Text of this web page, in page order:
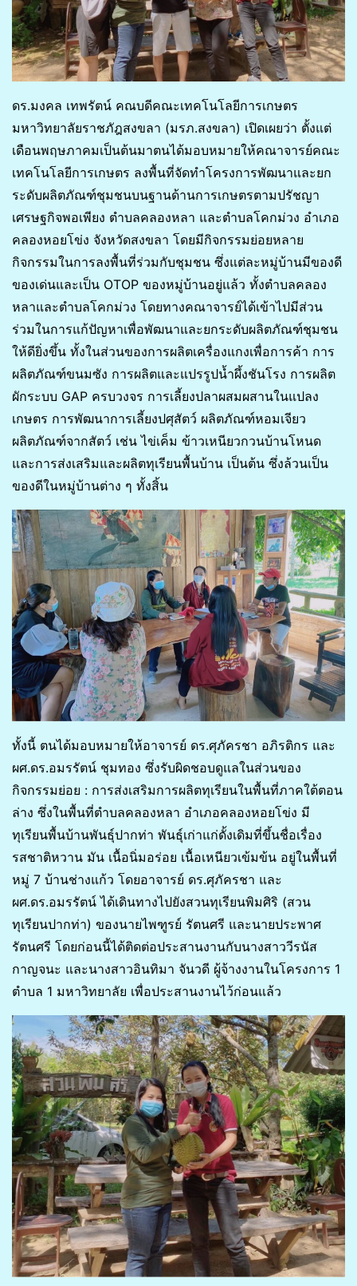
ดร.มงคล เทพรัตน์ คณบดีคณะเทคโนโลยีการเกษตร
มหาวิทยาลัยราชภัฎสงขลา (มรภ.สงขลา) เปิดเผยว่า ตั้งแต่
เดือนพฤษภาคมเป็นต้นมาตนได้มอบหมายให้คณาจารย์คณะ
เทคโนโลยีการเกษตร ลงพื้นที่จัดทำโครงการพัฒนาและยก
ระดับผลิตภัณฑ์ชุมชนบนฐานด้านการเกษตรตามปรัชญา
เศรษฐกิจพอเพียง ตำบลคลองหลา และตำบลโคกม่วง อำเภอ
คลองหอยโข่ง จังหวัดสงขลา โดยมีกิจกรรมย่อยหลาย
กิจกรรมในการลงพื้นที่ร่วมกับชุมชน ซึ่งแต่ละหมู่บ้านมีของดี
ของเด่นและเป็น OTOP ของหมู่บ้านอยู่แล้ว ทั้งตำบลคลอง
หลาและตำบลโคกม่วง โดยทางคณาจารย์ได้เข้าไปมีส่วน
ร่วมในการแก้ปัญหาเพื่อพัฒนาและยกระดับผลิตภัณฑ์ชุมชน
ให้ดียิ่งขึ้น ทั้งในส่วนของการผลิตเครื่องแกงเพื่อการค้า การ
ผลิตภัณฑ์ขนมซัง การผลิตและแปรรูปน้ำผึ้งชันโรง การผลิต
ผักระบบ GAP ครบวงจร การเลี้ยงปลาผสมผสานในแปลง
เกษตร การพัฒนาการเลี้ยงปศุสัตว์ ผลิตภัณฑ์หอมเจียว
ผลิตภัณฑ์จากสัตว์ เช่น ไข่เค็ม ข้าวเหนียวกวนบ้านโหนด
และการส่งเสริมและผลิตทุเรียนพื้นบ้าน เป็นต้น ซึ่งล้วนเป็น
ของดีในหมู่บ้านต่าง ๆ ทั้งสิ้น
ทั้งนี้ ตนได้มอบหมายให้อาจารย์ ดร.ศุภัครชา อภิรติกร และ
ผศ.ดร.อมรรัตน์ ชุมทอง ซึ่งรับผิดชอบดูแลในส่วนของ
กิจกรรมย่อย : การส่งเสริมการผลิตทุเรียนในพื้นที่ภาคใต้ตอน
ล่าง ซึ่งในพื้นที่ตำบลคลองหลา อำเภอคลองหอยโข่ง มี
ทุเรียนพื้นบ้านพันธุ์ปากท่า พันธุ์เก่าแก่ดั้งเดิมที่ขึ้นชื่อเรื่อง
รสชาติหวาน มัน เนื้อนิ่มอร่อย เนื้อเหนียวเข้มข้น อยู่ในพื้นที่
หมู่ 7 บ้านช่างแก้ว โดยอาจารย์ ดร.ศุภัครชา และ
ผศ.ดร.อมรรัตน์ ได้เดินทางไปยังสวนทุเรียนพิมศิริ (สวน
ทุเรียนปากท่า) ของนายไพฑูรย์ รัตนศรี และนายประพาศ
รัตนศรี โดยก่อนนี้ได้ติดต่อประสานงานกับนางสาววีรนัส
กาญจนะ และนางสาวอินทิมา จันวดี ผู้จ้างงานในโครงการ 1
ตำบล 1 มหาวิทยาลัย เพื่อประสานงานไว้ก่อนแล้ว